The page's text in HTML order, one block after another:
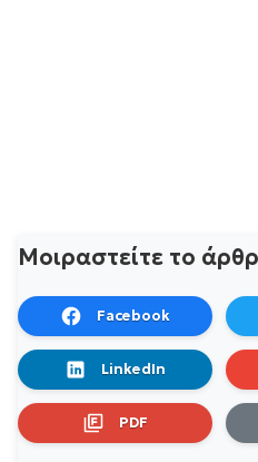
Μοιραστείτε το
Facebook
LinkedIn
PDF